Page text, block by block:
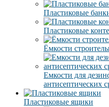
Пластиковые
Пластиковые
Ёмкости
Емкости для
антисептических
Пластиковые ящики